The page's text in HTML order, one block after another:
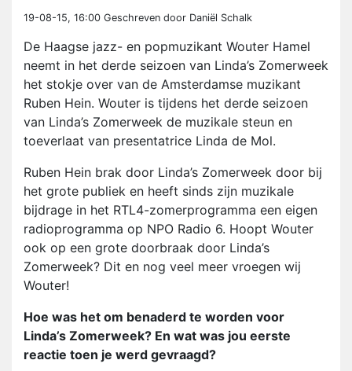
19-08-15, 16:00 Geschreven door Daniël Schalk
De Haagse jazz- en popmuzikant Wouter Hamel
neemt in het derde seizoen van Linda’s Zomerweek
het stokje over van de Amsterdamse muzikant
Ruben Hein. Wouter is tijdens het derde seizoen
van Linda’s Zomerweek de muzikale steun en
toeverlaat van presentatrice Linda de Mol.
Ruben Hein brak door Linda’s Zomerweek door bij
het grote publiek en heeft sinds zijn muzikale
bijdrage in het RTL4-zomerprogramma een eigen
radioprogramma op NPO Radio 6. Hoopt Wouter
ook op een grote doorbraak door Linda’s
Zomerweek? Dit en nog veel meer vroegen wij
Wouter!
Hoe was het om benaderd te worden voor
Linda’s Zomerweek? En wat was jou eerste
reactie toen je werd gevraagd?